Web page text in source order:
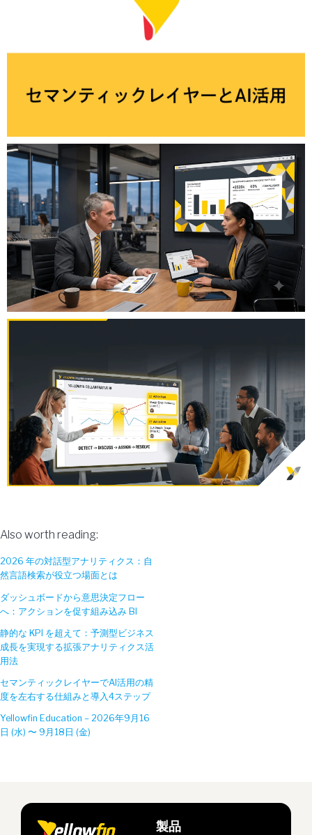
Also worth reading:
2026 年の対話型アナリティクス：自
然言語検索が役立つ場面とは
ダッシュボードから意思決定フロー
へ：アクションを促す組み込み BI
静的な KPI を超えて：予測型ビジネス
成長を実現する拡張アナリティクス活
用法
セマンティックレイヤーでAI活用の精
度を左右する仕組みと導入4ステップ
Yellowfin Education – 2026年9月16
日 (水) 〜 9月18日 (金)
製品